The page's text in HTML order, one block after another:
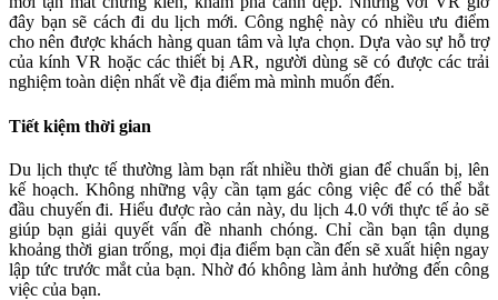
đây bạn sẽ cách đi du lịch mới. Công nghệ này có nhiều ưu điểm
cho nên được khách hàng quan tâm và lựa chọn. Dựa vào sự hỗ trợ
của kính VR hoặc các thiết bị AR, người dùng sẽ có được các trải
nghiệm toàn diện nhất về địa điểm mà mình muốn đến.
Tiết kiệm thời gian
Du lịch thực tế thường làm bạn rất nhiều thời gian để chuẩn bị, lên
kế hoạch. Không những vậy cần tạm gác công việc để có thể bắt
đầu chuyến đi. Hiểu được rào cản này, du lịch 4.0 với thực tế ảo sẽ
giúp bạn giải quyết vấn đề nhanh chóng. Chỉ cần bạn tận dụng
khoảng thời gian trống, mọi địa điểm bạn cần đến sẽ xuất hiện ngay
lập tức trước mắt của bạn. Nhờ đó không làm ảnh hưởng đến công
việc của bạn.